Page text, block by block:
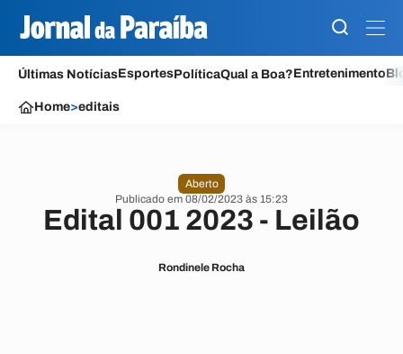
Últimas NotíciasEsportesPolíticaQual a Boa?Entretenimento
Home>editais
Aberto
Publicado em 08/02/2023 às 15:23
Edital 001 2023 - Leilão
Rondinele Rocha